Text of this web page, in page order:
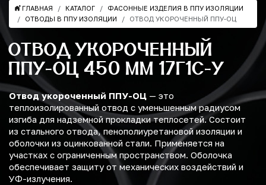
ГЛАВНАЯ КАТАЛОГ
ФАСОННЫЕ ИЗДЕЛИЯ В ППУ ИЗОЛЯЦИИ
ОТВОДЫ В ППУ ИЗОЛЯЦИИ
ОТВОД УКОРОЧЕННЫЙ ППУ-ОЦ
ОТВОД УКОРОЧЕННЫЙ
ППУ-ОЦ 450 ММ 17Г1С-У
Отвод укороченный ППУ-ОЦ — это
теплоизолированный отвод с уменьшенным радиусом
изгиба для надземной прокладки теплосетей. Состоит
из стального отвода, пенополиуретановой изоляции и
оболочки из оцинкованной стали. Применяется на
участках с ограниченным пространством. Оболочка
обеспечивает защиту от механических воздействий и
УФ-излучения.